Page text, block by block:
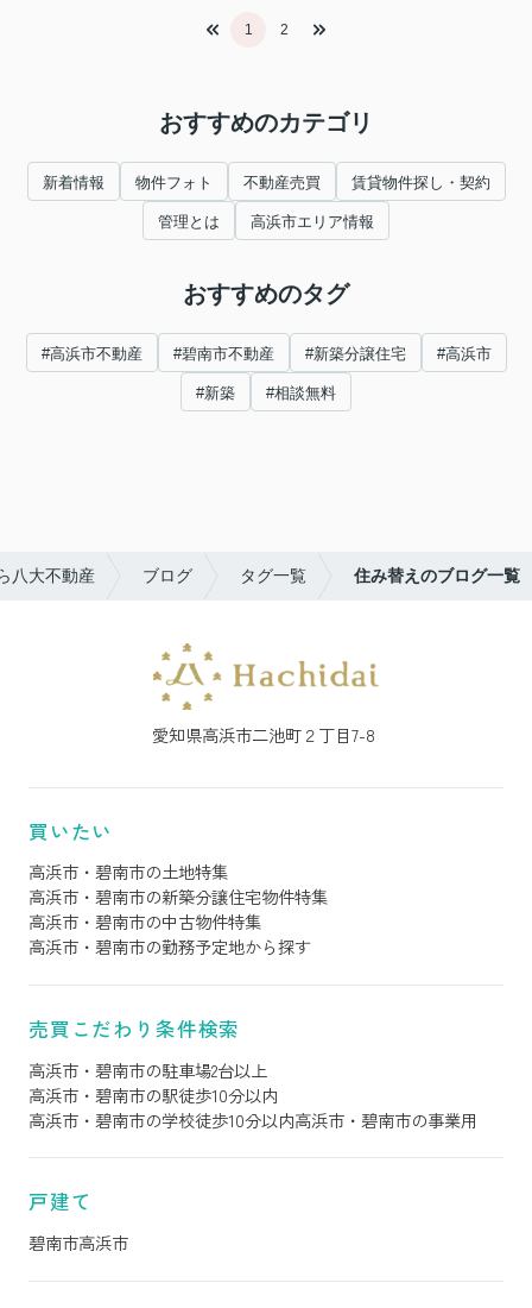
1 2
おすすめのカテゴリ
新着情報 物件フォト 不動産売買 賃貸物件探し・契約
管理とは 高浜市エリア情報
おすすめのタグ
#高浜市不動産 #碧南市不動産 #新築分譲住宅 #高浜市
#新築 #相談無料
八大不動産 ブログ タグ一覧 住み替えのブログ一覧
愛知県高浜市二池町２丁目7-8
買いたい
高浜市・碧南市の土地特集
高浜市・碧南市の新築分譲住宅物件特集
高浜市・碧南市の中古物件特集
高浜市・碧南市の勤務予定地から探す
売買こだわり条件検索
高浜市・碧南市の駐車場2台以上
高浜市・碧南市の駅徒歩10分以内
高浜市・碧南市の学校徒歩10分以内高浜市・碧南市の事業用
戸建て
碧南市高浜市